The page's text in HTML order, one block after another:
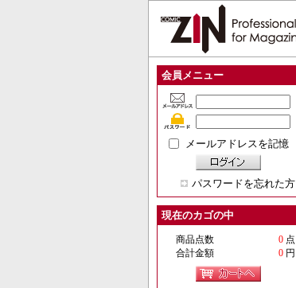
会員メニュー
メールアドレスを記憶
パスワードを忘れた方
現在のカゴの中
商品点数 0 点
合計金額
0 円